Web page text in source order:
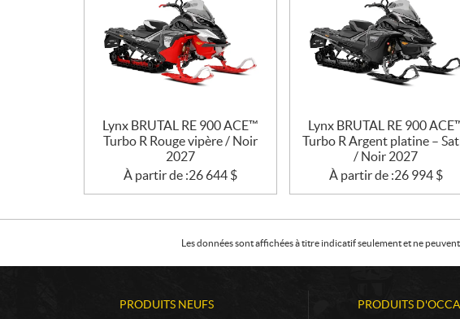
Lynx BRUTAL RE 900 ACE™
Turbo R Rouge vipère / Noir
2027
À partir de :26 644 $
Lynx BRUTAL RE 900
Turbo R Argent platine –
/ Noir 2027
À partir de :26 994 $
Les données sont affichées à titre indicatif seulement et ne
PRODUITS NEUFS PRODUITS